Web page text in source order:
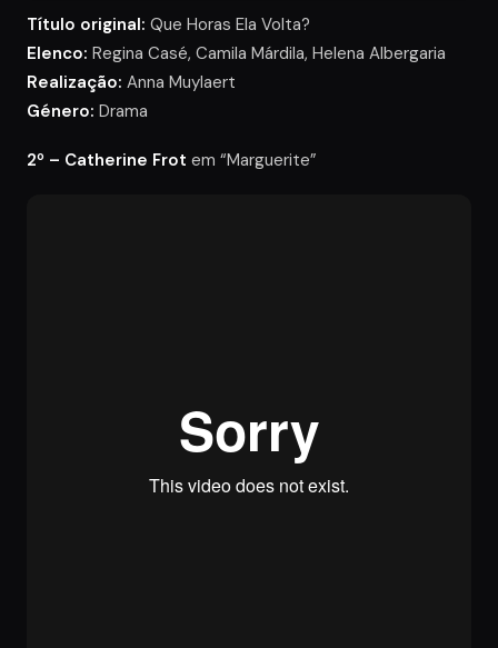
Título original: Que Horas Ela Volta?
Elenco: Regina Casé, Camila Márdila, Helena Albergaria
Realização: Anna Muylaert
Género: Drama
2º – Catherine Frot em “Marguerite”